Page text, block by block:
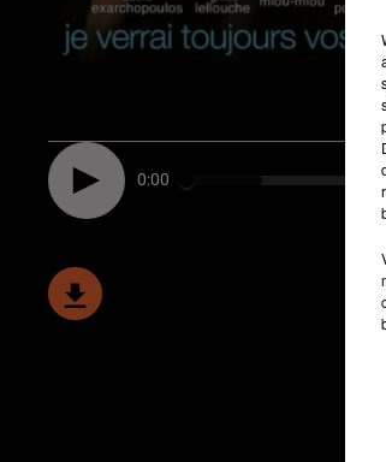
0:00